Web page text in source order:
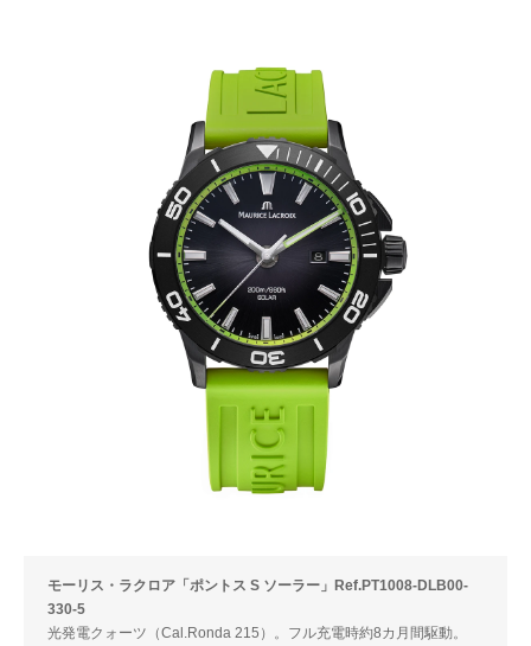
モーリス・ラクロア「ポントス S ソーラー」Ref.PT1008-DLB00-
330-5
光発電クォーツ（Cal.Ronda 215）。フル充電時約8カ月間駆動。